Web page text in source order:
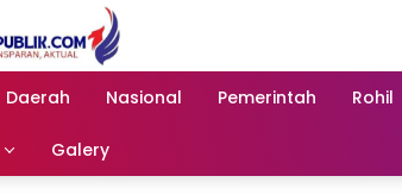
Daerah Nasional Pemerintah Rohil
Galery